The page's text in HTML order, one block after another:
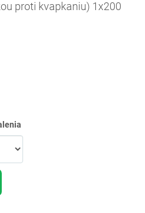
proti kvapkaniu) 1x200